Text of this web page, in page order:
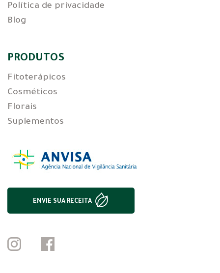
Política de privacidade
Blog
PRODUTOS
Fitoterápicos
Cosméticos
Florais
Suplementos
ENVIE SUA RECEITA